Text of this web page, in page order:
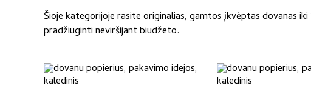
Šioje kategorijoje rasite originalias, gamtos įkvėptas dovanas
pradžiuginti neviršijant biudžeto.